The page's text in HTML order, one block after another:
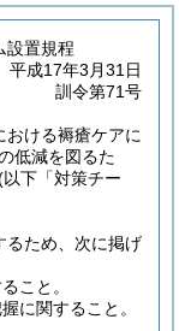
設置規程
平成17年3月31日
訓令第71号
おける褥瘡ケアに
低減を図るた
以下「対策チー
るため、次に掲げ
こと。
に関すること。